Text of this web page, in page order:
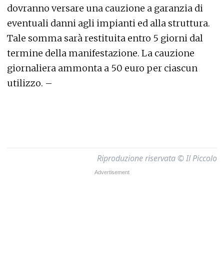
dovranno versare una cauzione a garanzia di
eventuali danni agli impianti ed alla struttura.
Tale somma sarà restituita entro 5 giorni dal
termine della manifestazione. La cauzione
giornaliera ammonta a 50 euro per ciascun
utilizzo. –
Riproduzione riservata © Il Piccolo